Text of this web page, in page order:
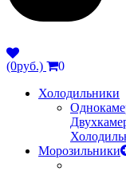
(0руб.) 0
Холодильники
Морозильники